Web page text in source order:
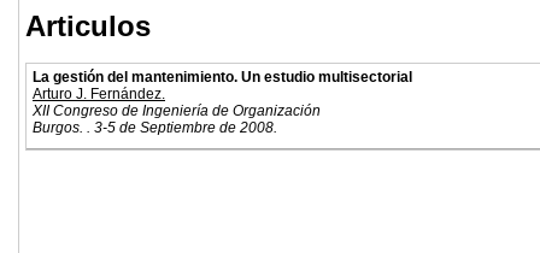
Articulos
La gestión del mantenimiento. Un estudio multisectorial
Arturo J. Fernández.
XII Congreso de Ingeniería de Organización
Burgos. . 3-5 de Septiembre de 2008.